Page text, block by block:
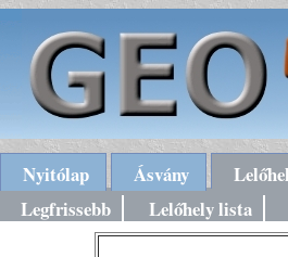
Nyitólap Ásvány
Legfrissebb
Lelőhely lista